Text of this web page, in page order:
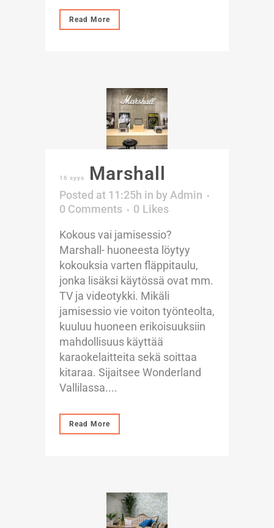
Read More
16 syys Marshall
Posted at 11:25h in by Admin
0 Comments
0 Likes
Kokous vai jamisessio?
Marshall- huoneesta löytyy
kokouksia varten fläppitaulu,
jonka lisäksi käytössä ovat mm.
TV ja videotykki. Mikäli
jamisessio vie voiton työnteolta,
kuuluu huoneen erikoisuuksiin
mahdollisuus käyttää
karaokelaitteita sekä soittaa
kitaraa. Sijaitsee Wonderland
Vallilassa....
Read More